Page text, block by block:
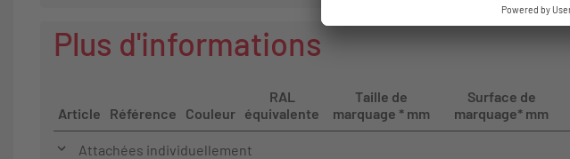
Plus d'informations
Article Référence Couleur
RAL
équivalente
Taille de
marquage * mm
Surface de
marquage* mm
Attachées individuellement